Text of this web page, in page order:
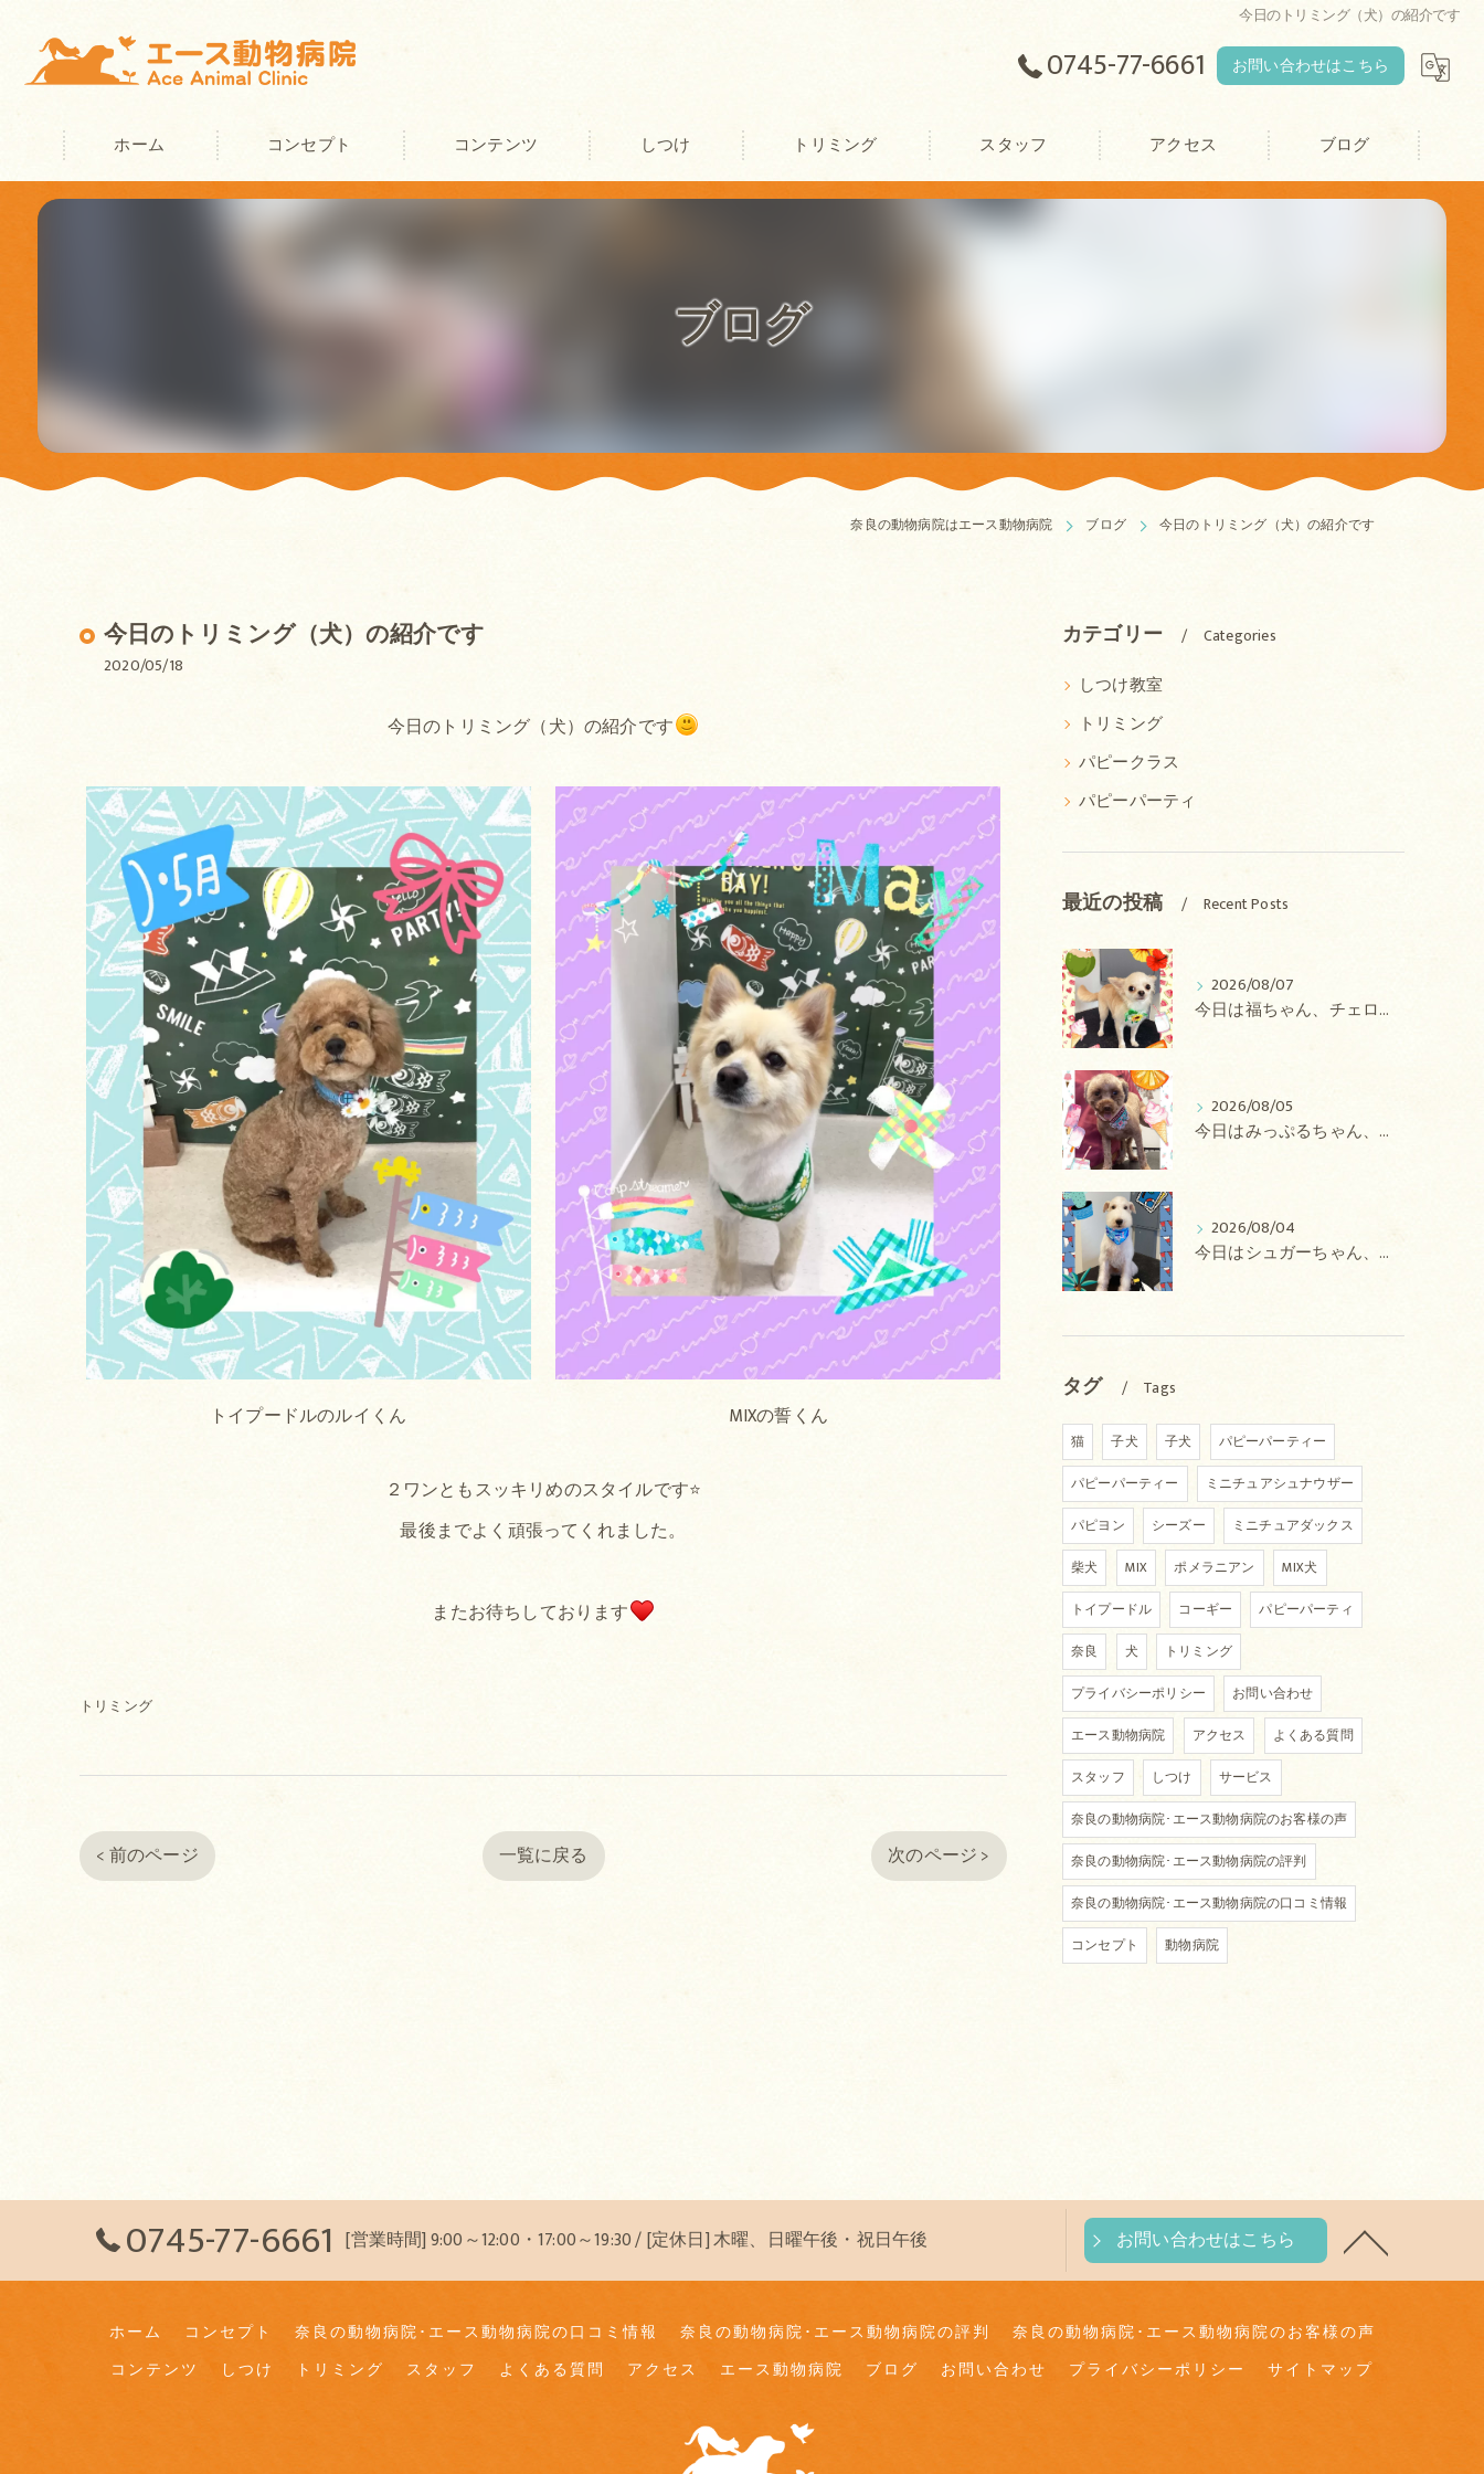
今日のトリミング（犬）の紹介です
0745-77-6661 お問い合わせはこちら
ホーム コンセプト
奈良の動物病院･エース動物病院の口コミ情報
奈良の動物病院･エース動物病院の評判
奈良の動物病院･エース動物病院のお客様の声
コンテンツ しつけ トリミング スタッフ アクセス ブログ
ブログ
奈良の動物病院はエース動物病院 ブログ 今日のトリミング（犬）の紹介です
今日のトリミング（犬）の紹介です
2020/05/18
今日のトリミング（犬）の紹介です
トイプードルのルイくん MIXの誓くん
２ワンともスッキリめのスタイルです⭐
最後までよく頑張ってくれました。
またお待ちしております
トリミング
< 前のページ 一覧に戻る 次のページ >
カテゴリー Categories
しつけ教室
トリミング
パピークラス
パピーパーティ
最近の投稿 Recent Posts
2026/08/07
今日は福ちゃん、チェロちゃん、ルナちゃん、Royちゃん、アネラちゃん、ポコちゃんのトリミングの紹介です【奈良のエース動物病院】
2026/08/05
今日はみっぷるちゃん、アトムちゃん、こたろうちゃん、ルルちゃん、アンジュちゃん、がぶちゃんのトリミングの紹介です【奈良のエース動物病院】
2026/08/04
今日はシュガーちゃん、あずきちゃん、ミルキーちゃん、コロンちゃん、ココちゃんのトリミングの紹介です【奈良のエース動物病院】
タグ Tags
猫 子犬 子犬
パピーパーティー
パピーパーティー
ミニチュアシュナウザー
パピヨン
シーズー
ミニチュアダックス
柴犬
MIX ポメラニアン
MIX犬
トイプードル
コーギー
パピーパーティ
奈良
犬
トリミング
プライバシーポリシー
お問い合わせ
エース動物病院
アクセス
よくある質問
スタッフ
しつけ
サービス
奈良の動物病院･エース動物病院のお客様の声
奈良の動物病院･エース動物病院の評判
奈良の動物病院･エース動物病院の口コミ情報
コンセプト
動物病院
0745-77-6661 [営業時間] 9:00～12:00・17:00～19:30 / [定休日] 木曜、日曜午後・祝日午後 お問い合わせはこちら
ホーム コンセプト 奈良の動物病院･エース動物病院の口コミ情報 奈良の動物病院･エース動物病院の評判
奈良の動物病院･エース動物病院のお客様の声
コンテンツ
しつけ トリミング スタッフ よくある質問 アクセス エース動物病院 ブログ お問い合わせ プライバシーポリシー サイトマップ